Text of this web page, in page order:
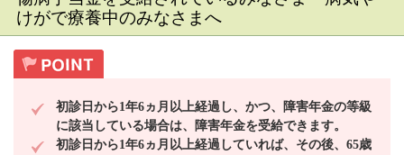
けがで療養中のみなさまへ
初診日から1年6ヵ月以上経過し、かつ、障害年金の等級
に該当している場合は、障害年金を受給できます。
初診日から1年6ヵ月以上経過していれば、その後、65歳